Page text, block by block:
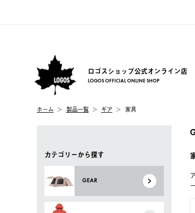
ロゴスショップ公式オンライン店
LOGOS OFFICIAL ONLINE SHOP
ホーム 製品一覧 ギア 家具
カテゴリーから探す
GEAR